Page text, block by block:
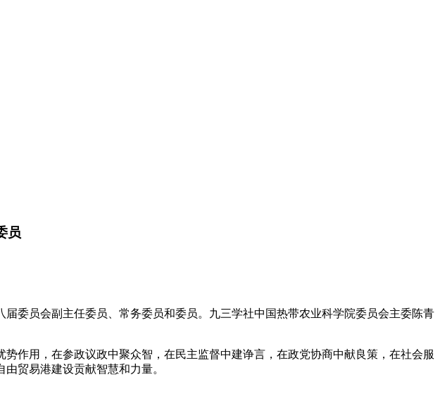
员
员会副主任委员、常务委员和委员。九三学社中国热带农业科学院委员会主委陈青
用，在参政议政中聚众智，在民主监督中建诤言，在政党协商中献良策，在社会服
贸易港建设贡献智慧和力量。